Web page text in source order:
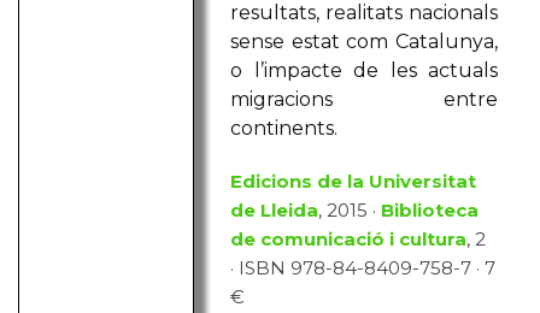
resultats, realitats nacionals
sense estat com Catalunya,
o l’impacte de les actuals
migracions entre
continents.
Edicions de la Universitat
de Lleida, 2015 · Biblioteca
de comunicació i cultura, 2
· ISBN 978-84-8409-758-7 · 7
€